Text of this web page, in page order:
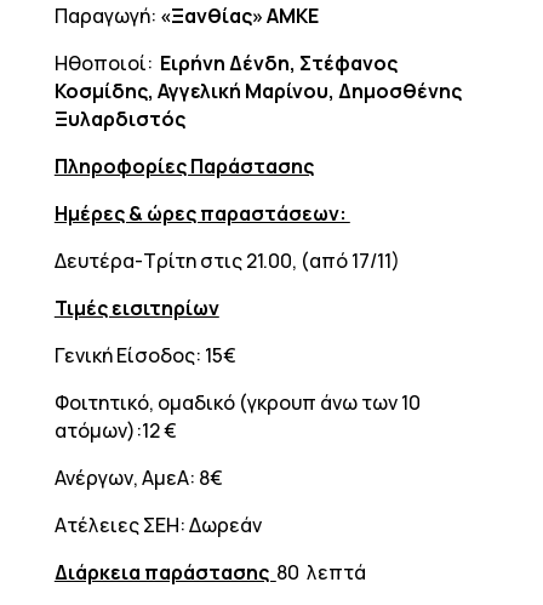
Παραγωγή: «Ξανθίας» ΑΜΚΕ
Ηθοποιοί: Ειρήνη Δένδη, Στέφανος
Κοσμίδης, Αγγελική Μαρίνου, Δημοσθένης
Ξυλαρδιστός
Πληροφορίες Παράστασης
Ημέρες & ώρες παραστάσεων:
Δευτέρα-Τρίτη στις 21.00, (από 17/11)
Τιμές εισιτηρίων
Γενική Είσοδος: 15€
Φοιτητικό, ομαδικό (γκρουπ άνω των 10
ατόμων):12 €
Ανέργων, ΑμεΑ: 8€
Ατέλειες ΣΕΗ: Δωρεάν
Διάρκεια παράστασης 80 λεπτά